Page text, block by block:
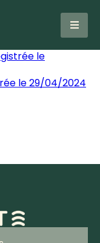
le
le 29/04/2024